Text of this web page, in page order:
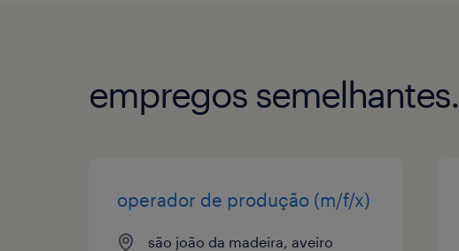
empregos semelhantes.
operador de produção (m/f/x)
são joão da madeira, aveiro